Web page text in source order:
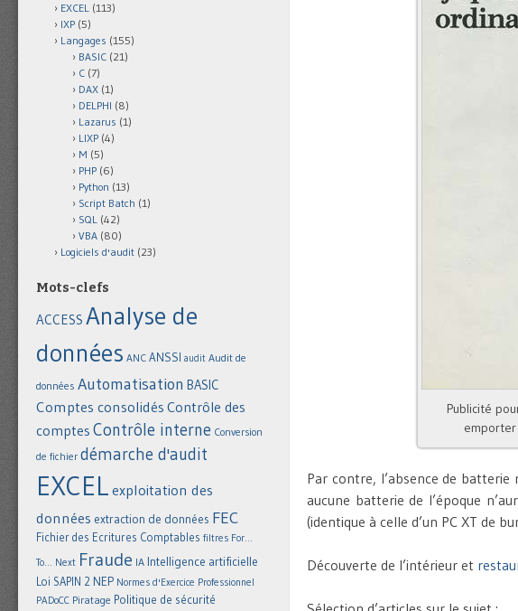
Publicité
emporter
Par contre, l’absence de batterie
aucune batterie de l’époque
(identique à celle d’un PC XT de
Découverte de l’intérieur et
EXCEL (113)
IXP (5)
Langages (155)
BASIC (21)
C (7)
DAX (1)
DELPHI (8)
Lazarus (1)
LIXP (4)
M (5)
PHP (6)
Python (13)
Script Batch (1)
SQL (42)
VBA (80)
Logiciels d'audit (23)
Mots-clefs
ACCESS Analyse de
données ANC ANSSI audit Audit de
données Automatisation BASIC
Comptes consolidés Contrôle des
comptes Contrôle interne Conversion
de fichier démarche d'audit
EXCEL exploitation des
données extraction de données FEC
Fichier des Ecritures Comptables filtres For...
To... Next Fraude IA Intelligence artificielle
Loi SAPIN 2 NEP Normes d'Exercice Professionnel
PADoCC Piratage Politique de sécurité